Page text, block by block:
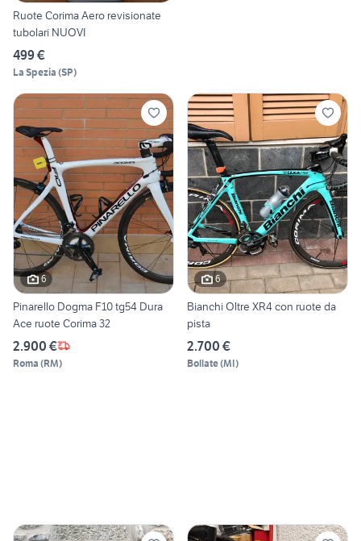
Ruote Corima Aero revisionate
tubolari NUOVI
499 €
La Spezia (SP)
6
Pinarello Dogma F10 tg54 Dura
Ace ruote Corima 32
2.900 €
Roma (RM)
6
Bianchi Oltre XR4 con ruote da
pista
2.700 €
Bollate(MI)